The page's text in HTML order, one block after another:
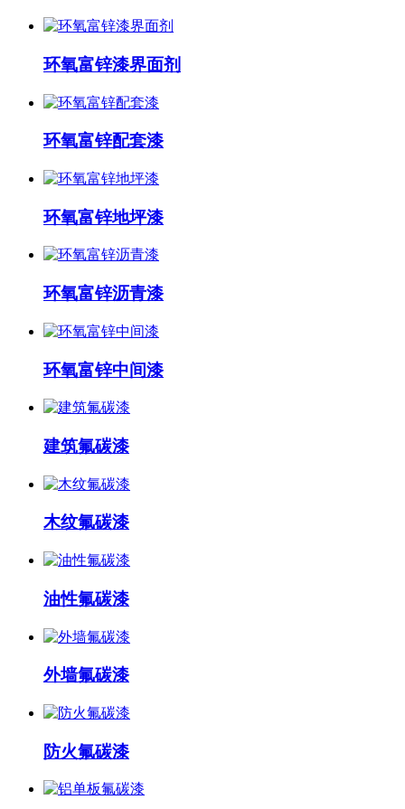
环氧富锌漆界面剂
环氧富锌配套漆
环氧富锌地坪漆
环氧富锌沥青漆
环氧富锌中间漆
建筑氟碳漆
木纹氟碳漆
油性氟碳漆
外墙氟碳漆
防火氟碳漆